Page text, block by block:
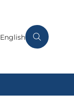
English